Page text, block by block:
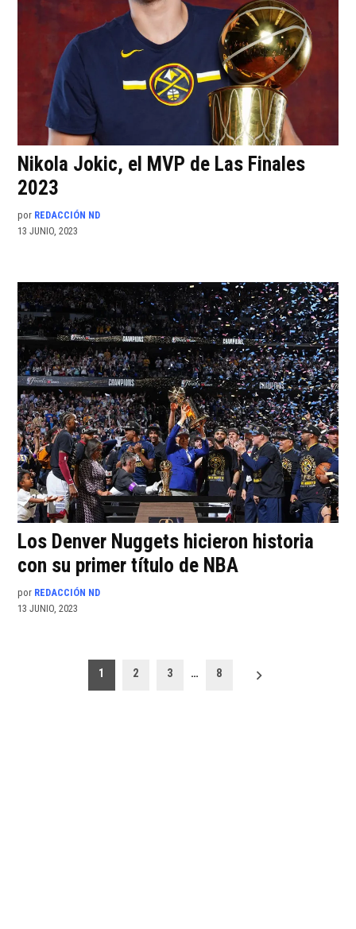
Nikola Jokic, el MVP de Las Finales
2023
por REDACCIÓN ND
13 JUNIO, 2023
Los Denver Nuggets hicieron historia
con su primer título de NBA
por REDACCIÓN ND
13 JUNIO, 2023
Paginación
1 2 3 … 8